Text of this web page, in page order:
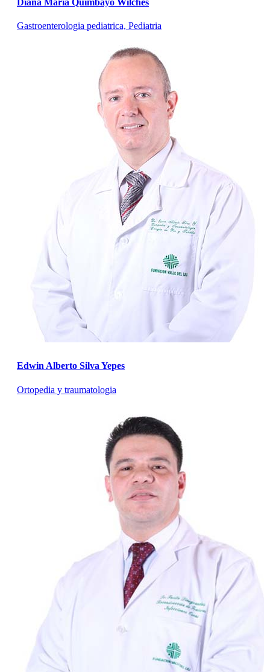
Gastroenterologia pediatrica, Pediatria
Edwin Alberto Silva Yepes
Ortopedia y traumatologia